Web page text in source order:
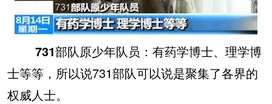
731部队原少年队员： 有药学博士、理学博
士等等，所以说731部队可以说是聚集了各界的
权威人士。